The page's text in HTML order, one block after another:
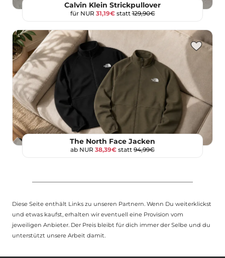
Calvin Klein Strickpullover
für NUR 31,19€statt129,90€
The North Face Jacken
ab NUR 38,39€ statt 94,99€
Diese Seite enthält Links zu unseren Partnern. Wenn Du weiterklickst
und etwas kaufst, erhalten wir eventuell eine Provision vom
jeweiligen Anbieter. Der Preis bleibt für dich immer der Selbe und du
unterstützt unsere Arbeit damit.